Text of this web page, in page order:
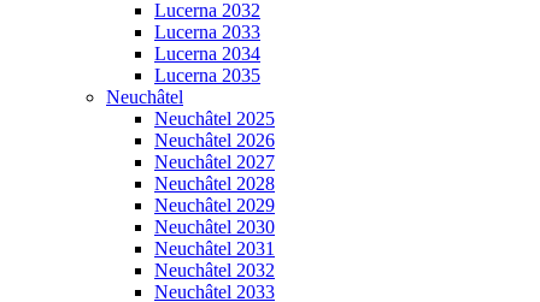
Lucerna 2032
Lucerna 2033
Lucerna 2034
Lucerna 2035
Neuchâtel
Neuchâtel 2025
Neuchâtel 2026
Neuchâtel 2027
Neuchâtel 2028
Neuchâtel 2029
Neuchâtel 2030
Neuchâtel 2031
Neuchâtel 2032
Neuchâtel 2033